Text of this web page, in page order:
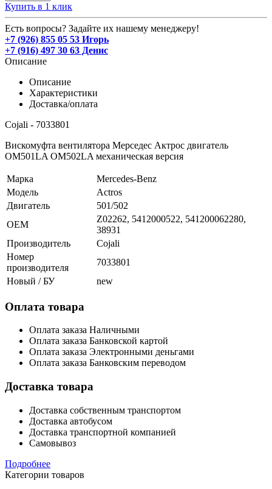
Купить в 1 клик
Есть вопросы? Задайте их нашему менеджеру!
+7 (926) 855 05 53 Игорь
+7 (916) 497 30 63 Денис
Описание
Описание
Характеристики
Доставка/оплата
Cojali - 7033801
Вискомуфта вентилятора Мерседес Актрос двигатель
OM501LA OM502LA механическая версия
Марка
Mercedes-Benz
Модель
Actros
Двигатель
501/502
OEM
Z02262, 5412000522, 541200062280,
38931
Производитель
Cojali
Номер
производителя
7033801
Новый / БУ
new
Оплата товара
Оплата заказа Наличными
Оплата заказа Банковской картой
Оплата заказа Электронными деньгами
Оплата заказа Банковским переводом
Доставка товара
Доставка собственным транспортом
Доставка автобусом
Доставка транспортной компанией
Самовывоз
Подробнее
Категории товаров